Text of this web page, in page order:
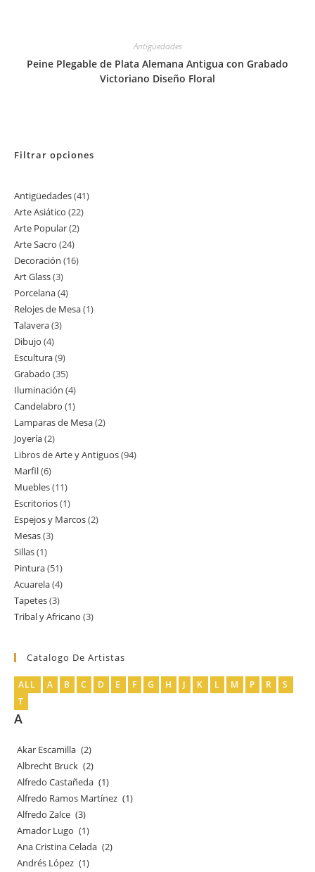
Antigüedades
Peine Plegable de Plata Alemana Antigua con Grabado
Victoriano Diseño Floral
Filtrar opciones
Antigüedades 4141
Arte Asiático 2222
Arte Popular 22
Arte Sacro 2424
productos
Decoración 1616
Art Glass 33
productos
Porcelana 44
productos
Relojes de Mesa 11
Talavera 33
Dibujo 44
productos
Escultura 99
productos
Grabado 3535
productos
Iluminación 44
productos
Candelabro 11
producto
Lamparas de Mesa 22
Joyería 22
productos
Libros de Arte y Antiguos 9494
Marfil 66
productos
Muebles 1111
productos
Escritorios 11
producto
Espejos y Marcos 22
Mesas 33
Sillas 11
producto
Pintura 5151
productos
Acuarela 44
productos
Tapetes 33
productos
Tribal y Africano 33
Catalogo De Artistas
ALL A B C D E F G H J K L M P R
S
T
A
Akar Escamilla (2)
Albrecht Bruck (2)
Alfredo Castañeda (1)
Alfredo Ramos Martínez (1)
Alfredo Zalce (3)
Amador Lugo (1)
Ana Cristina Celada (2)
Andrés López (1)